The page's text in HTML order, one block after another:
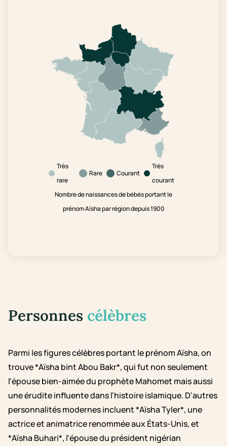
Très
rare
Rare Courant
Très
courant
Nombre de naissances de bébés portant le
prénom Aïsha par région depuis 1900
Personnes célèbres
Parmi les figures célèbres portant le prénom Aïsha, on
trouve *Aïsha bint Abou Bakr*, qui fut non seulement
l'épouse bien-aimée du prophète Mahomet mais aussi
une érudite influente dans l'histoire islamique. D'autres
personnalités modernes incluent *Aïsha Tyler*, une
actrice et animatrice renommée aux États-Unis, et
*Aïsha Buhari*, l'épouse du président nigérian